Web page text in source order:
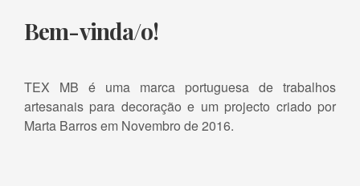
Bem-vinda/o!
TEX MB é uma marca portuguesa de trabalhos
artesanais para decoração e um projecto criado por
Marta Barros em Novembro de 2016.